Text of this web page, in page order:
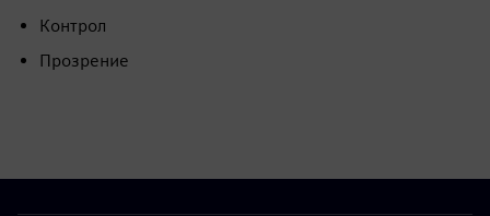
Контрол
Прозрение